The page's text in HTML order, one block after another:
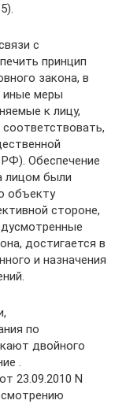
с
принцип
закона, в
иные меры
к лицу,
Обеспечение
лицом были
объекту
стороне,
достигается в
и назначения
по
двойного
.
N